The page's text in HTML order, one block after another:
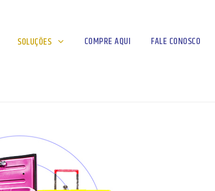
SOLUÇÕES COMPRE AQUI FALE CONOSCO